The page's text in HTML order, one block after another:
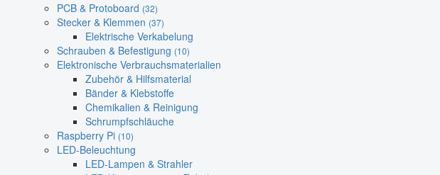
PCB & Protoboard (32)
Stecker & Klemmen (37)
Elektrische Verkabelung
Schrauben & Befestigung (10)
Elektronische Verbrauchsmaterialien
Zubehör & Hilfsmaterial
Bänder & Klebstoffe
Chemikalien & Reinigung
Schrumpfschläuche
Raspberry Pi (10)
LED-Beleuchtung
LED-Lampen & Strahler